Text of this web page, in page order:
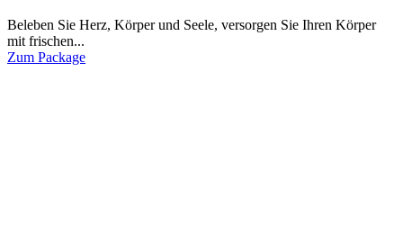
Beleben Sie Herz, Körper und Seele, versorgen Sie Ihren Körper
mit frischen...
Zum Package